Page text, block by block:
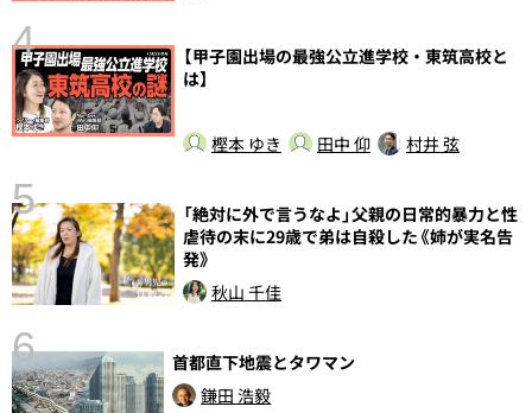
4
【甲子園出場の最強公立進学校・東筑高校と
は】
樫本 ゆき 田中 仰 村井 弦
5
「絶対に外で言うなよ」父親の日常的暴力と性
虐待の末に29歳で弟は自殺した《姉が実名告
発》
秋山 千佳
6
首都直下地震とタワマン
鎌田 浩毅